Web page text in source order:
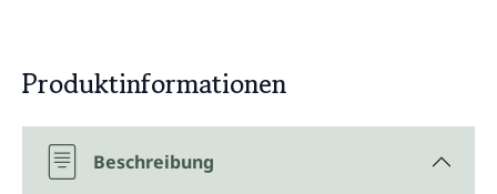
Produktinformationen
Beschreibung